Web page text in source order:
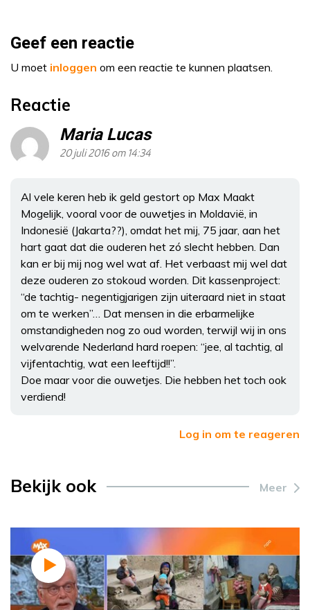
Geef een reactie
U moet inloggen om een reactie te kunnen plaatsen.
Reactie
Maria Lucas
20 juli 2016 om 14:34
Al vele keren heb ik geld gestort op Max Maakt
Mogelijk, vooral voor de ouwetjes in Moldavië, in
Indonesië (Jakarta??), omdat het mij, 75 jaar, aan het
hart gaat dat die ouderen het zó slecht hebben. Dan
kan er bij mij nog wel wat af. Het verbaast mij wel dat
deze ouderen zo stokoud worden. Dit kassenproject:
“de tachtig- negentigjarigen zijn uiteraard niet in staat
om te werken”… Dat mensen in die erbarmelijke
omstandigheden nog zo oud worden, terwijl wij in ons
welvarende Nederland hard roepen: “jee, al tachtig, al
vijfentachtig, wat een leeftijd!!”.
Doe maar voor die ouwetjes. Die hebben het toch ook
verdiend!
Log in om te reageren
Bekijk ook Meer